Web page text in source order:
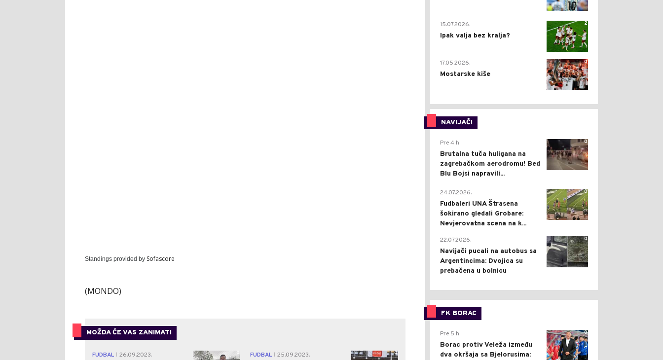
Standings provided by Sofascore
(MONDO)
MOŽDA ĆE VAS ZANIMATI
FUDBAL
26.09.2023.
0 FUDBAL
25.09.2023.
0
2
15.07.2026.
Ipak valja bez kralja?
0
17.05.2026.
Mostarske kiše
NAVIJAČI
0
Pre 4 h
Brutalna tuča huligana na
zagrebačkom aerodromu! Bed
Blu Bojsi napravili...
0
24.07.2026.
Fudbaleri UNA Štrasena
šokirano gledali Grobare:
Nevjerovatna scena na k...
0
22.07.2026.
Navijači pucali na autobus sa
Argentincima: Dvojica su
prebačena u bolnicu
FK BORAC
0
Pre 5 h
Borac protiv Veleža između
dva okršaja sa Bjelorusima: